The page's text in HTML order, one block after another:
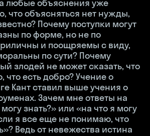
любые объяснения уже
что объясняться нет нужды,
Почему поступки могут
по форме, но не по
и поощряемы с виду,
по сути? Почему
злодей не может сказать, что
что есть добро? Учение о
Кант ставил выше учения о
Зачем мне ответы на
знать?» или «на что я могу
я все еще не понимаю, что
Ведь от невежества истина